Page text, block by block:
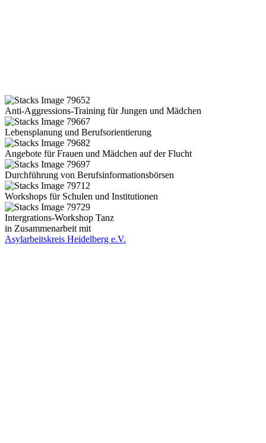
Anti-Aggressions-Training für Jungen und Mädchen
Lebensplanung und Berufsorientierung
Angebote für Frauen und Mädchen auf der Flucht
Durchführung von Berufsinformationsbörsen
Workshops für Schulen und Institutionen
Intergrations-Workshop Tanz
in Zusammenarbeit mit
Asylarbeitskreis Heidelberg e.V.